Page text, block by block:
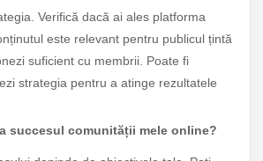
Verifică dacă ai ales platforma
este relevant pentru publicul țintă
suficient cu membrii. Poate fi
strategia pentru a atinge rezultatele
succesul comunității mele online?